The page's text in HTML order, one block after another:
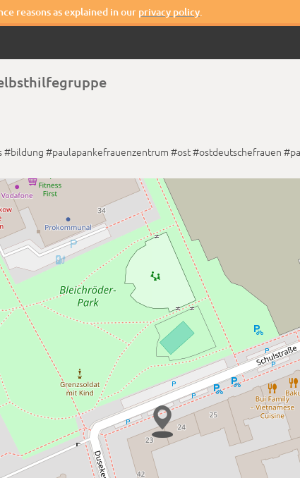
reasons as explained in our privacy policy.
#bildung #paulapankefrauenzentrum #ost#ostdeutschefrauen